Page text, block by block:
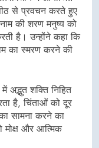
से प्रवचन करते हुए
की शरण मनुष्य को
है। उन्होंने कहा कि
का स्मरण करने की
अद्भुत शक्ति निहित
है, चिंताओं को दूर
सामना करने का
मोक्ष और आत्मिक